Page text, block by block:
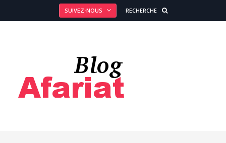
SUIVEZ-NOUS RECHERCHE